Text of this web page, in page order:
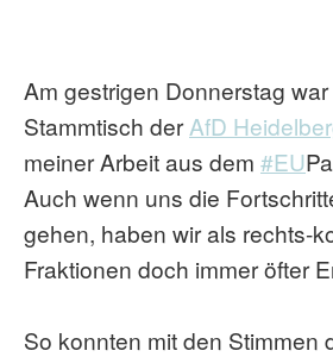
Am gestrigen Donnerstag
Stammtisch derAfD
meiner Arbeit aus dem #EU
Auch wenn uns die
gehen, haben wir als rechts-
Fraktionen doch immer öfter
So konnten mit den Stimmen